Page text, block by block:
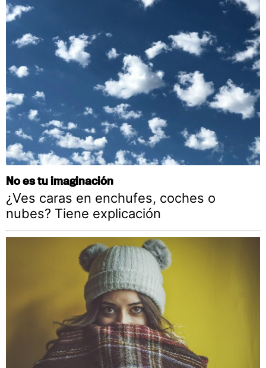
No es tu imaginación
¿Ves caras en enchufes, coches o
nubes? Tiene explicación